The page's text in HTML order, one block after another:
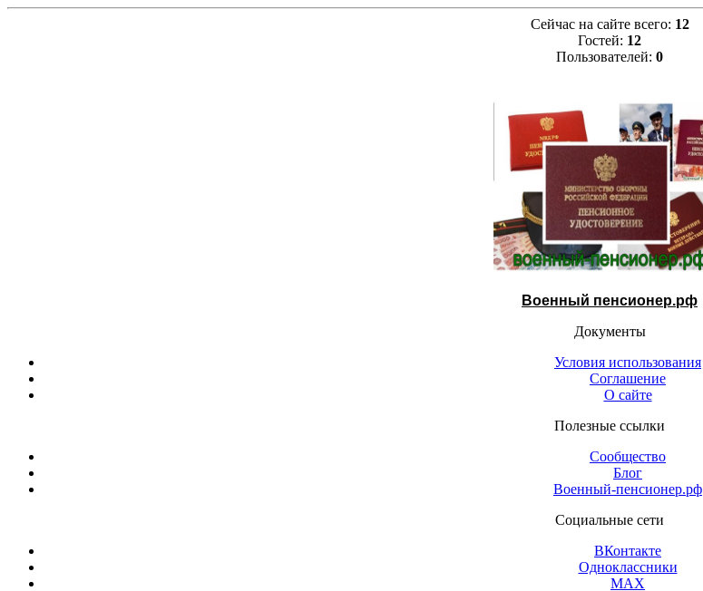
Сейчас на сайте всего: 12
Гостей: 12
Пользователей: 0
Военный пенсионер.рф
Документы
Условия использования
Соглашение
О сайте
Полезные ссылки
Сообщество
Блог
Военный-пенсионер.рф
Социальные сети
ВКонтакте
Одноклассники
МАХ